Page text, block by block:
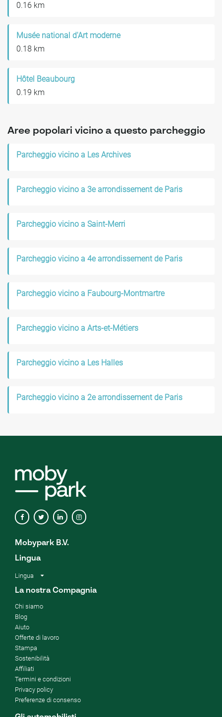
0.16 km
Musée national d'Art moderne
0.18 km
Hôtel Beaubourg
0.19 km
Aree popolari vicino a questo parcheggio
Parcheggio vicino a Les Archives
Parcheggio vicino a 3e arrondissement de Paris
Parcheggio vicino a Saint-Merri
Parcheggio vicino a 4e arrondissement de Paris
Parcheggio vicino a Faubourg-Montmartre
Parcheggio vicino a Arts-et-Métiers
Parcheggio vicino a Les Halles
Parcheggio vicino a 2e arrondissement de Paris
Mobypark B.V.
Lingua
Lingua
La nostra Compagnia
Chi siamo
Blog
Aiuto
Offerte di lavoro
Stampa
Sostenibilità
Affiliati
Termini e condizioni
Privacy policy
Preferenze di consenso